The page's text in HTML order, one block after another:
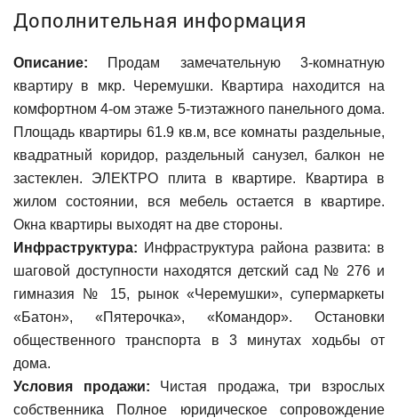
Дополнительная информация
Описание: Продам замечательную 3-комнатную
квартиру в мкр. Черемушки. Квартира находится на
комфортном 4-ом этаже 5-тиэтажного панельного дома.
Площадь квартиры 61.9 кв.м, все комнаты раздельные,
квадратный коридор, раздельный санузел, балкон не
застеклен. ЭЛЕКТРО плита в квартире. Квартира в
жилом состоянии, вся мебель остается в квартире.
Окна квартиры выходят на две стороны.
Инфраструктура: Инфраструктура района развита: в
шаговой доступности находятся детский сад № 276 и
гимназия № 15, рынок «Черемушки», супермаркеты
«Батон», «Пятерочка», «Командор». Остановки
общественного транспорта в 3 минутах ходьбы от
дома.
Условия продажи: Чистая продажа, три взрослых
собственника Полное юридическое сопровождение